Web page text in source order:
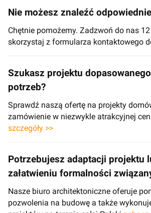
Nie możesz znaleźć
Chętnie pomożemy. Zadzwoń do nas
skorzystaj z formularza kontaktowego
Szukasz projektu
potrzeb?
Sprawdź naszą ofertę na projekty
zamówienie w niezwykle atrakcyjnej
szczegóły >>
Potrzebujesz adaptacji projektu
załatwieniu formalności
Nasze biuro architektoniczne oferuje
pozwolenia na budowę a także